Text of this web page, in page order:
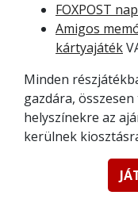
FOXPOST
Amigos
kártyajáték
Minden
gazdára,
helyszínekre az
kerülnek